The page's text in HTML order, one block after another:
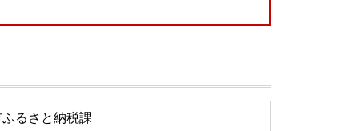
、焼津市ではスマートフォンのみで完結できる
）」アプリのダウンロードが必要です
るさと納税課